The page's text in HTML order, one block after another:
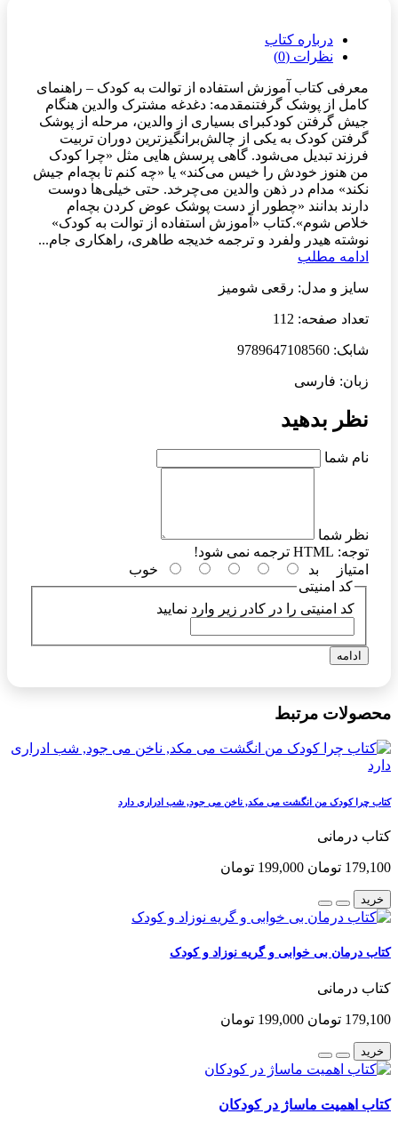
درباره کتاب
نظرات (0)
معرفی کتاب آموزش استفاده از توالت به کودک – راهنمای
کامل از پوشک گرفتنمقدمه: دغدغه مشترک والدین هنگام
جیش گرفتن کودکبرای بسیاری از والدین، مرحله از پوشک
گرفتن کودک به یکی از چالش‌برانگیزترین دوران تربیت
فرزند تبدیل می‌شود. گاهی پرسش هایی مثل «چرا کودک
من هنوز خودش را خیس می‌کند» یا «چه کنم تا بچه‌ام جیش
نکند» مدام در ذهن والدین می‌چرخد. حتی خیلی‌ها دوست
دارند بدانند «چطور از دست پوشک عوض کردن بچه‌ام
خلاص شوم».کتاب «آموزش استفاده از توالت به کودک»
نوشته هیدر ولفرد و ترجمه خدیجه طاهری، راهکاری جام...
ادامه مطلب
سایز و مدل: رقعی شومیز
تعداد صفحه: 112
شابک: 9789647108560
زبان: فارسی
نظر بدهید
نام شما
نظر شما
توجه:
امتیاز
بد
خوب
کد امنیتی
کد امنیتی را در کادر زیر وارد نمایید
ادامه
محصولات مرتبط
کتاب چرا کودک من انگشت می مکد, ناخن می جود, شب ادراری دارد
کتاب درمانی
179,100 تومان 199,000 تومان
خرید
کتاب درمان بی خوابی و گریه نوزاد و کودک
کتاب درمانی
179,100 تومان 199,000 تومان
خرید
کتاب اهمیت ماساژ در کودکان